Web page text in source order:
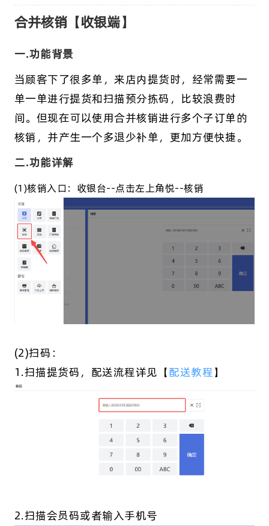
合并核销【收银端】
一.功能背景
当顾客下了很多单，来店内提货时，经常需要一
单一单进行提货和扫描预分拣码，比较浪费时
间。但现在可以使用合并核销进行多个子订单的
核销，并产生一个多退少补单，更加方便快捷。
二.功能详解
(1)核销入口：收银台--点击左上角悦--核销
(2)扫码：
1.扫描提货码，配送流程详见【配送教程 】
2.扫描会员码或者输入手机号